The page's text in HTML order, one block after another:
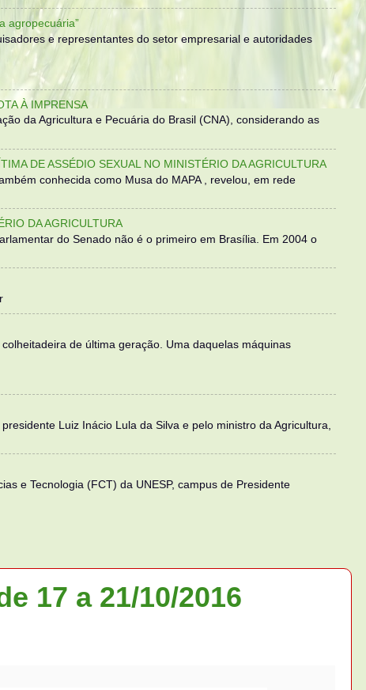
agropecuária”
e representantes do setor empresarial e autoridades
À IMPRENSA
da Agricultura e Pecuária do Brasil (CNA), considerando as
DE ASSÉDIO SEXUAL NO MINISTÉRIO DA AGRICULTURA
conhecida como Musa do MAPA , revelou, em rede
DA AGRICULTURA
do Senado não é o primeiro em Brasília. Em 2004 o
de última geração. Uma daquelas máquinas
Luiz Inácio Lula da Silva e pelo ministro da Agricultura,
e Tecnologia (FCT) da UNESP, campus de Presidente
17 a 21/10/2016